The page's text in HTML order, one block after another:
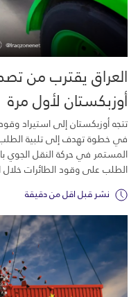
العراق يقترب من
أوزبكستان لأول مرة
تتجه أوزبكستان إلى استيراد
في خطوة تهدف إلى تلبية الطلب
المستمر في حركة النقل الجوي
الطلب على وقود الطائرات خلال
نشر قبل اقل من دقيقة